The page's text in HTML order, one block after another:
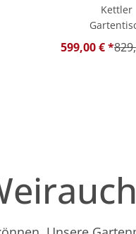
Kettler
599,00 € *